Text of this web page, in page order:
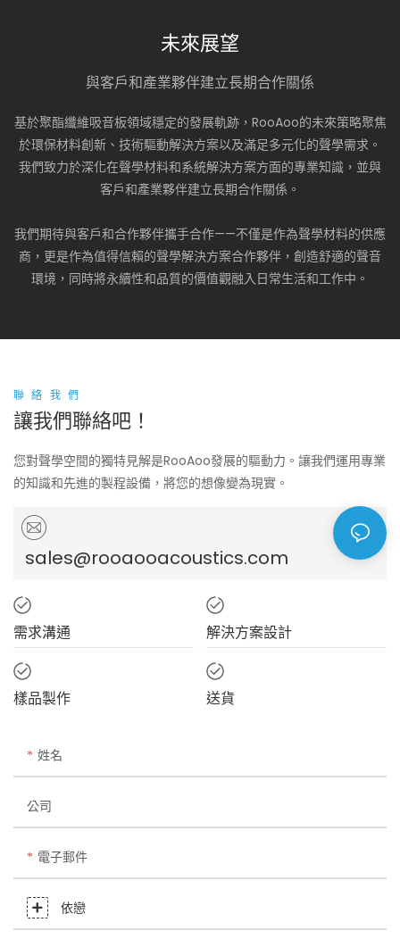
未來展望
與客戶和產業夥伴建立長期合作關係
基於聚酯纖維吸音板領域穩定的發展軌跡，RooAoo的未來策略聚焦
於環保材料創新、技術驅動解決方案以及滿足多元化的聲學需求。
我們致力於深化在聲學材料和系統解決方案方面的專業知識，並與
客戶和產業夥伴建立長期合作關係。
我們期待與客戶和合作夥伴攜手合作——不僅是作為聲學材料的供應
商，更是作為值得信賴的聲學解決方案合作夥伴，創造舒適的聲音
環境，同時將永續性和品質的價值觀融入日常生活和工作中。
聯絡我們
讓我們聯絡吧！
您對聲學空間的獨特見解是RooAoo發展的驅動力。讓我們運用專業
的知識和先進的製程設備，將您的想像變為現實。
sales@rooaooacoustics.com
需求溝通 解決方案設計
樣品製作 送貨
姓名
公司
電子郵件
依戀